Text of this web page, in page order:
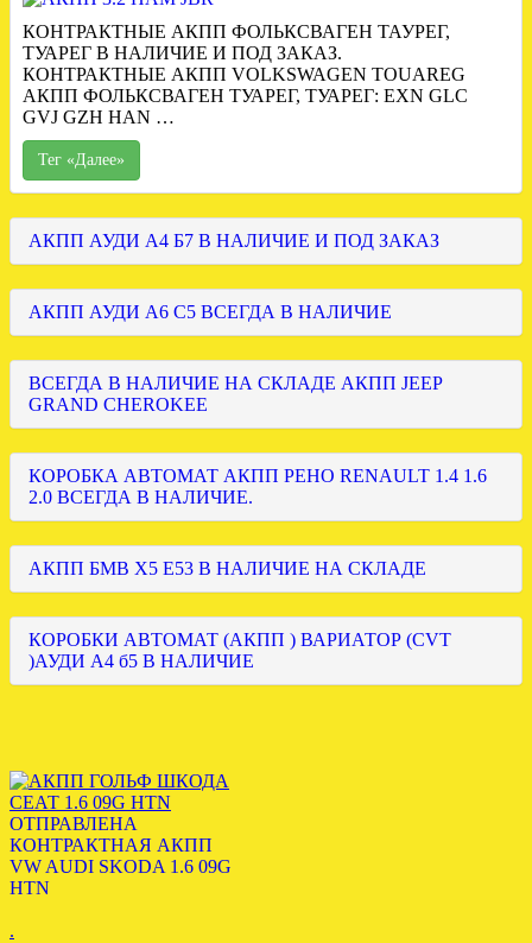
КОНТРАКТНЫЕ АКПП ФОЛЬКСВАГЕН ТАУРЕГ,
ТУАРЕГ В НАЛИЧИЕ И ПОД ЗАКАЗ.
КОНТРАКТНЫЕ АКПП VOLKSWAGEN TOUAREG
АКПП ФОЛЬКСВАГЕН ТУАРЕГ, ТУАРЕГ: EXN GLC
GVJ GZH HAN …
Тег «Далее»
АКПП АУДИ А4 Б7 В НАЛИЧИЕ И ПОД ЗАКАЗ
АКПП АУДИ А6 С5 ВСЕГДА В НАЛИЧИЕ
ВСЕГДА В НАЛИЧИЕ НА СКЛАДЕ АКПП JEEP
GRAND CHEROKEE
КОРОБКА АВТОМАТ АКПП РЕНО RENAULT 1.4 1.6
2.0 ВСЕГДА В НАЛИЧИЕ.
АКПП БМВ Х5 Е53 В НАЛИЧИЕ НА СКЛАДЕ
КОРОБКИ АВТОМАТ (АКПП ) ВАРИАТОР (CVT
)АУДИ А4 б5 В НАЛИЧИЕ
ОТПРАВЛЕНА
КОНТРАКТНАЯ АКПП
VW AUDI SKODA 1.6 09G
HTN
.